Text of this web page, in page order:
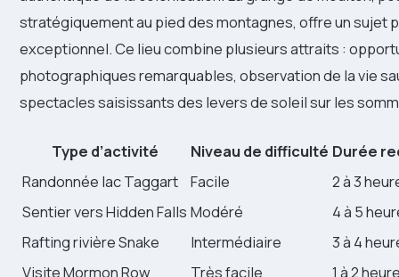
stratégiquement au pied des montagnes, offre un sujet
exceptionnel. Ce lieu combine plusieurs attraits :
photographiques remarquables, observation de la vie
spectacles saisissants des levers de soleil sur les
Type d’activité Niveau de difficulté Durée
Randonnée lac Taggart
Facile
2 à 3
Sentier vers Hidden Falls Modéré
4 à 5
Rafting rivière Snake
Intermédiaire
3 à 4
Visite Mormon Row
Très facile 1 à 2